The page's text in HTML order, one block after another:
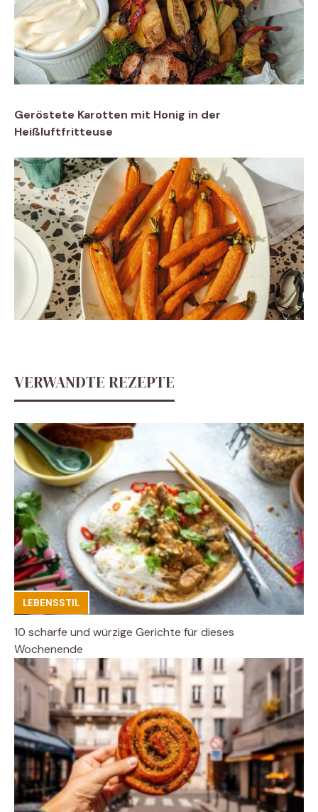
Geröstete Karotten mit Honig in der
Heißluftfritteuse
VERWANDTE REZEPTE
LEBENSSTIL
10 scharfe und würzige Gerichte für dieses
Wochenende